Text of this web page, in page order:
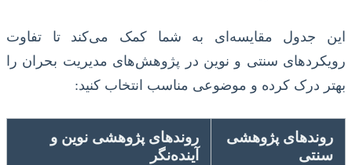
این جدول مقایسه‌ای به شما کمک می‌کند تا تفاوت
رویکردهای سنتی و نوین در پژوهش‌های مدیریت بحران را
بهتر درک کرده و موضوعی مناسب انتخاب کنید:
روندهای پژوهشی
سنتی
روندهای پژوهشی نوین و
آینده‌نگر